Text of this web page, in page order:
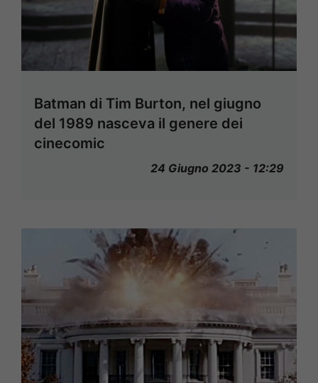
Batman di Tim Burton, nel giugno
del 1989 nasceva il genere dei
cinecomic
24 Giugno 2023 - 12:29